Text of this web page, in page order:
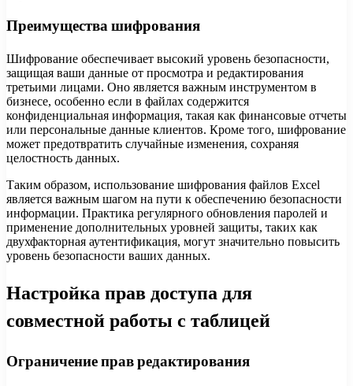
Преимущества шифрования
Шифрование обеспечивает высокий уровень безопасности,
защищая ваши данные от просмотра и редактирования
третьими лицами. Оно является важным инструментом в
бизнесе, особенно если в файлах содержится
конфиденциальная информация, такая как финансовые отчеты
или персональные данные клиентов. Кроме того, шифрование
может предотвратить случайные изменения, сохраняя
целостность данных.
Таким образом, использование шифрования файлов Excel
является важным шагом на пути к обеспечению безопасности
информации. Практика регулярного обновления паролей и
применение дополнительных уровней защиты, таких как
двухфакторная аутентификация, могут значительно повысить
уровень безопасности ваших данных.
Настройка прав доступа для
совместной работы с таблицей
Ограничение прав редактирования